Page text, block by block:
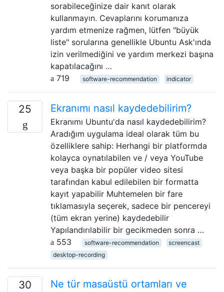
sorabileceğinize dair kanıt olarak
kullanmayın. Cevaplarını korumanıza
yardım etmenize rağmen, lütfen "büyük
liste" sorularına genellikle Ubuntu Ask'ında
izin verilmediğini ve yardım merkezi başına
kapatılacağını …
719
software-recommendation indicator
25 Ekranımı nasıl kaydedebilirim?
Ekranımı Ubuntu'da nasıl kaydedebilirim?
Aradığım uygulama ideal olarak tüm bu
özelliklere sahip: Herhangi bir platformda
kolayca oynatılabilen ve / veya YouTube
veya başka bir popüler video sitesi
tarafından kabul edilebilen bir formatta
kayıt yapabilir Muhtemelen bir fare
tıklamasıyla seçerek, sadece bir pencereyi
(tüm ekran yerine) kaydedebilir
Yapılandırılabilir bir gecikmeden sonra …
553
software-recommendation
screencast
desktop-recording
30
Ne tür masaüstü ortamları ve